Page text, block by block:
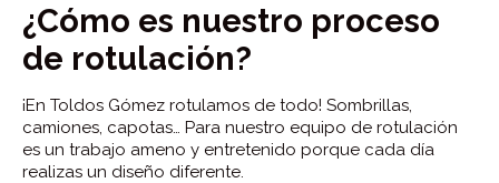
¿Cómo es nuestro proceso
de rotulación?
¡En Toldos Gómez rotulamos de todo! Sombrillas,
camiones, capotas… Para nuestro equipo de rotulación
es un trabajo ameno y entretenido porque cada día
realizas un diseño diferente.